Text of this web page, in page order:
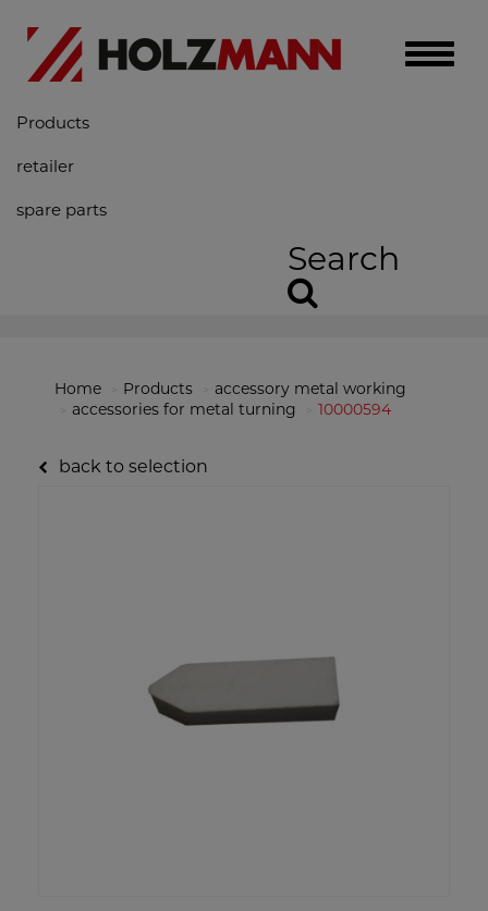
Toggle
Products
retailer
spare parts
Search
Home Products
accessory metal working
accessories for metal turning
10000594
back to selection